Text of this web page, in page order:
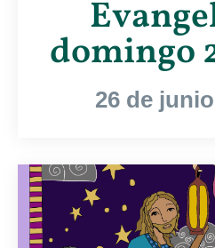
domingo
26 de